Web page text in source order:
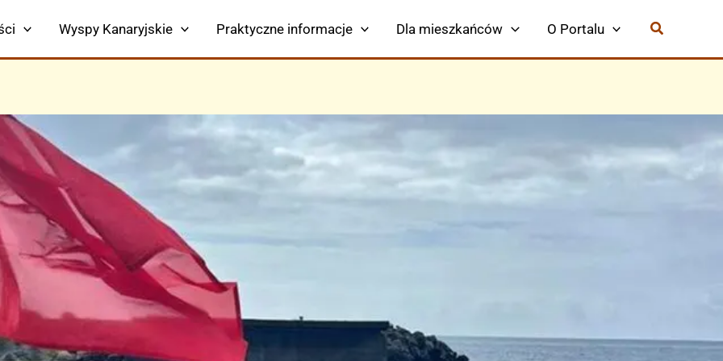
Wyspy Kanaryjskie Praktyczne informacje Dla mieszkańców O Portalu